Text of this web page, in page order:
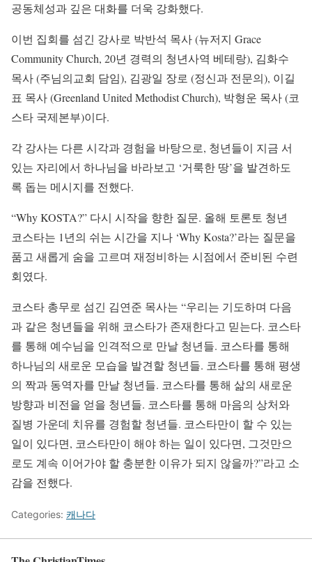
공동체성과 깊은 대화를 더욱 강화했다.
이번 집회를 섬긴 강사로 박반석 목사 (뉴저지 Grace
Community Church, 20년 경력의 청년사역 베테랑), 김화수
목사 (주님의교회 담임), 김광일 장로 (정신과 전문의), 이길
표 목사 (Greenland United Methodist Church), 박형운 목사 (코
스타 국제본부)이다.
각 강사는 다른 시각과 경험을 바탕으로, 청년들이 지금 서
있는 자리에서 하나님을 바라보고 ‘거룩한 땅’을 발견하도
록 돕는 메시지를 전했다.
“Why KOSTA?” 다시 시작을 향한 질문. 올해 토론토 청년
코스타는 1년의 쉬는 시간을 지나 ‘Why Kosta?’라는 질문을
품고 새롭게 숨을 고르며 재정비하는 시점에서 준비된 수련
회였다.
코스타 총무로 섬긴 김연준 목사는 “우리는 기도하며 다음
과 같은 청년들을 위해 코스타가 존재한다고 믿는다. 코스타
를 통해 예수님을 인격적으로 만날 청년들. 코스타를 통해
하나님의 새로운 모습을 발견할 청년들. 코스타를 통해 평생
의 짝과 동역자를 만날 청년들. 코스타를 통해 삶의 새로운
방향과 비전을 얻을 청년들. 코스타를 통해 마음의 상처와
질병 가운데 치유를 경험할 청년들. 코스타만이 할 수 있는
일이 있다면, 코스타만이 해야 하는 일이 있다면, 그것만으
로도 계속 이어가야 할 충분한 이유가 되지 않을까?”라고 소
감을 전했다.
Categories: 캐나다